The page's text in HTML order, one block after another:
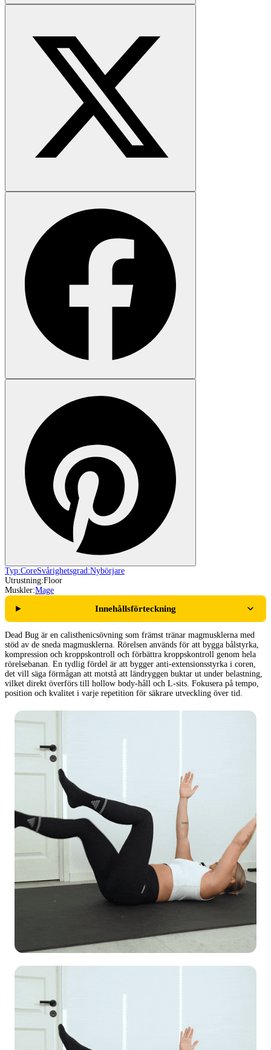
Typ:CoreSvårighetsgrad:Nybörjare
Utrustning:Floor
Muskler:Mage
Innehållsförteckning
Dead Bug är en calisthenicsövning som främst tränar magmusklerna med
stöd av de sneda magmusklerna. Rörelsen används för att bygga bålstyrka,
kompression och kroppskontroll och förbättra kroppskontroll genom hela
rörelsebanan. En tydlig fördel är att bygger anti-extensionsstyrka i coren,
det vill säga förmågan att motstå att ländryggen buktar ut under belastning,
vilket direkt överförs till hollow body-håll och L-sits. Fokusera på tempo,
position och kvalitet i varje repetition för säkrare utveckling över tid.